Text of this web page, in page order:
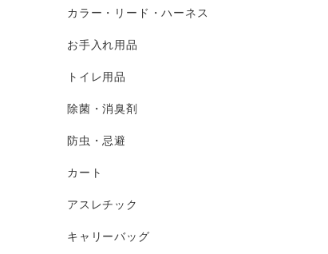
カラー・リード・ハーネス
お手入れ用品
トイレ用品
除菌・消臭剤
防虫・忌避
カート
アスレチック
キャリーバッグ